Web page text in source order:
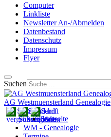
Computer
Linkliste
Newsletter An-/Abmelden
Datenbestand
Datenschutz
Impressum
Flyer
Suchen
AG Westmuensterland Genealogie
Startseite
WM - Genealogie